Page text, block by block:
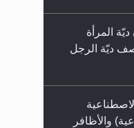
المرأة
ديّة الرجل
والأظافر